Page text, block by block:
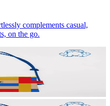
complements casual,
on the go.